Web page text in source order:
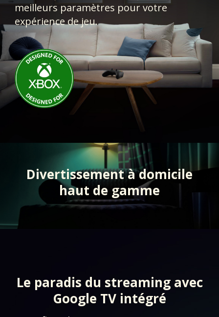
meilleurs paramètres pour votre
expérience de jeu.
Divertissement à domicile
haut de gamme
Le paradis du streaming avec
Google TV intégré​